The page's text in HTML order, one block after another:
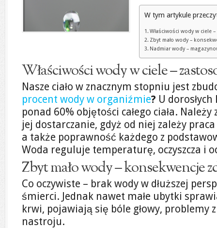
W tym artykule
Właściwości wody w ciele
Zbyt mało wody –
Nadmiar wody –
Właściwości wody w ciele –
Nasze ciało w znacznym stopniu jest
procent wody w organiźmie? U
ponad 60% objętości całego ciała.
jej dostarczanie, gdyż od niej zależy praca
a także poprawność każdego z
Woda reguluje temperaturę, oczyszcza i
Zbyt mało wody – konsekwencje
Co oczywiste – brak wody w dłuższej
śmierci. Jednak nawet małe ubytki
krwi, pojawiają się bóle głowy, problemy
nastroju.